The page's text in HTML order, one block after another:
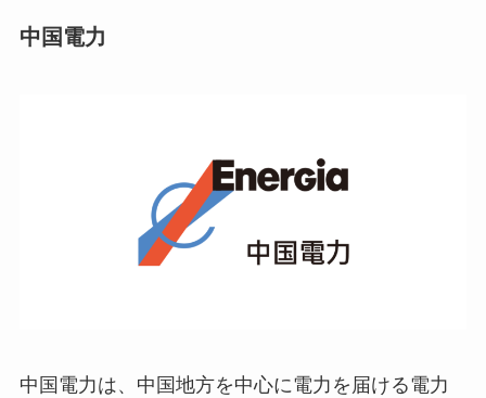
中国電力
中国電力は、中国地方を中心に電力を届ける電力